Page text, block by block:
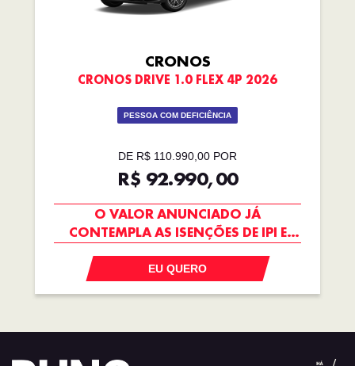
CRONOS
CRONOS DRIVE 1.0 FLEX 4P 2026
PESSOA COM DEFICIÊNCIA
DE R$ 110.990,00 POR
R$ 92.990,00
O VALOR ANUNCIADO JÁ
CONTEMPLA AS ISENÇÕES DE IPI E
EU QUERO